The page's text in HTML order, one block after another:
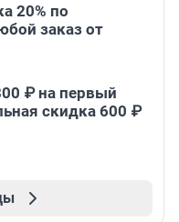
20% по
заказ от
₽ на первый
скидка 600 ₽